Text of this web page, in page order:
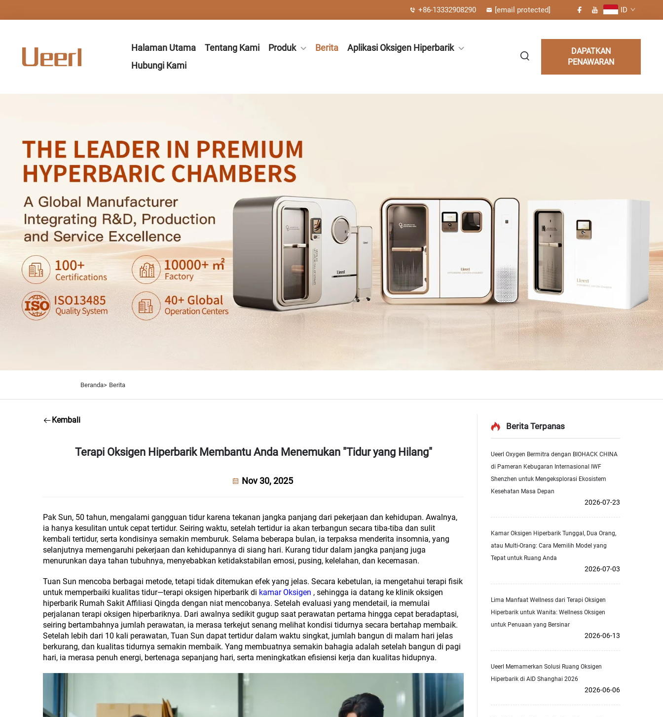
+86-13332908290 [email protected] ID
Halaman Utama Tentang Kami Produk Berita
Aplikasi Oksigen Hiperbarik
Hubungi Kami
DAPATKAN
PENAWARAN
Beranda> Berita
Kembali
Terapi Oksigen Hiperbarik Membantu Anda Menemukan "Tidur yang Hilang"
Nov 30, 2025
Pak Sun, 50 tahun, mengalami gangguan tidur karena tekanan jangka panjang dari pekerjaan dan kehidupan. Awalnya,
ia hanya kesulitan untuk cepat tertidur. Seiring waktu, setelah tertidur ia akan terbangun secara tiba-tiba dan sulit
kembali tertidur, serta kondisinya semakin memburuk. Selama beberapa bulan, ia terpaksa menderita insomnia, yang
selanjutnya memengaruhi pekerjaan dan kehidupannya di siang hari. Kurang tidur dalam jangka panjang juga
menurunkan daya tahan tubuhnya, menyebabkan ketidakstabilan emosi, pusing, kelelahan, dan kecemasan.
Tuan Sun mencoba berbagai metode, tetapi tidak ditemukan efek yang jelas. Secara kebetulan, ia mengetahui terapi fisik
untuk memperbaiki kualitas tidur—terapi oksigen hiperbarik di kamar Oksigen , sehingga ia datang ke klinik oksigen
hiperbarik Rumah Sakit Affiliasi Qingda dengan niat mencobanya. Setelah evaluasi yang mendetail, ia memulai
perjalanan terapi oksigen hiperbariknya. Dari awalnya sedikit gugup saat perawatan pertama hingga cepat beradaptasi,
seiring bertambahnya jumlah perawatan, ia merasa terkejut senang melihat kondisi tidurnya secara bertahap membaik.
Setelah lebih dari 10 kali perawatan, Tuan Sun dapat tertidur dalam waktu singkat, jumlah bangun di malam hari jelas
berkurang, dan kualitas tidurnya semakin membaik. Yang membuatnya semakin bahagia adalah setelah bangun di pagi
hari, ia merasa penuh energi, bertenaga sepanjang hari, serta meningkatkan efisiensi kerja dan kualitas hidupnya.
Berita Terpanas
Ueerl Oxygen Bermitra dengan BIOHACK CHINA
di Pameran Kebugaran Internasional IWF
Shenzhen untuk Mengeksplorasi Ekosistem
Kesehatan Masa Depan
2026-07-23
Kamar Oksigen Hiperbarik Tunggal, Dua Orang,
atau Multi-Orang: Cara Memilih Model yang
Tepat untuk Ruang Anda
2026-07-03
Lima Manfaat Wellness dari Terapi Oksigen
Hiperbarik untuk Wanita: Wellness Oksigen
untuk Penuaan yang Bersinar
2026-06-13
Ueerl Memamerkan Solusi Ruang Oksigen
Hiperbarik di AID Shanghai 2026
2026-06-06